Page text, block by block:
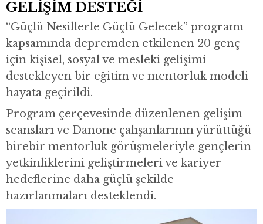
GELİŞİM DESTEĞİ
“Güçlü Nesillerle Güçlü Gelecek” programı
kapsamında depremden etkilenen 20 genç
için kişisel, sosyal ve mesleki gelişimi
destekleyen bir eğitim ve mentorluk modeli
hayata geçirildi.
Program çerçevesinde düzenlenen gelişim
seansları ve Danone çalışanlarının yürüttüğü
birebir mentorluk görüşmeleriyle gençlerin
yetkinliklerini geliştirmeleri ve kariyer
hedeflerine daha güçlü şekilde
hazırlanmaları desteklendi.